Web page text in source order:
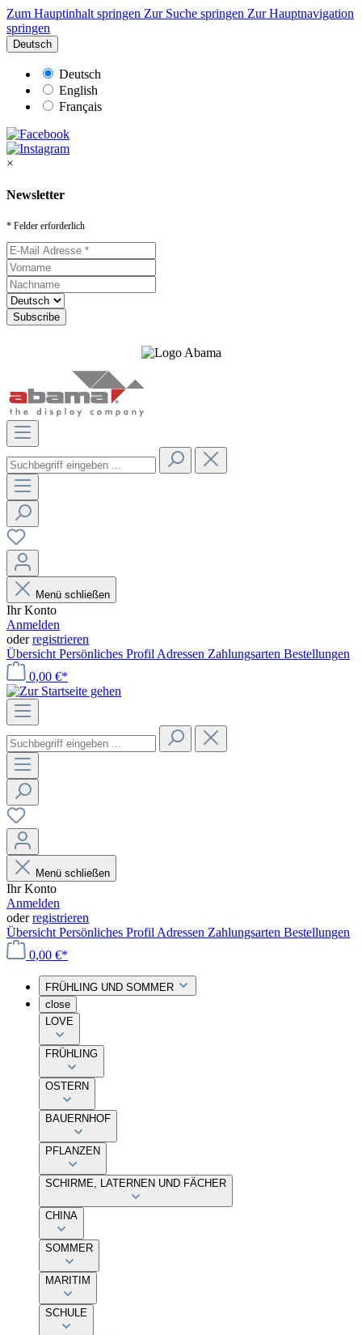
Zum Hauptinhalt springen Zur Suche springen Zur Hauptnavigation
springen
Deutsch
Deutsch
English
Français
×
Newsletter
* Felder erforderlich
Menü schließen
Ihr Konto
Anmelden
oderregistrieren
Übersicht Persönliches Profil Adressen Zahlungsarten Bestellungen
0,00 €*
Menü schließen
Ihr Konto
Anmelden
oderregistrieren
Übersicht Persönliches Profil Adressen Zahlungsarten Bestellungen
0,00 €*
FRÜHLING UND SOMMER
close
LOVE
FRÜHLING
OSTERN
BAUERNHOF
PFLANZEN
SCHIRME, LATERNEN UND FÄCHER
CHINA
SOMMER
MARITIM
SCHULE